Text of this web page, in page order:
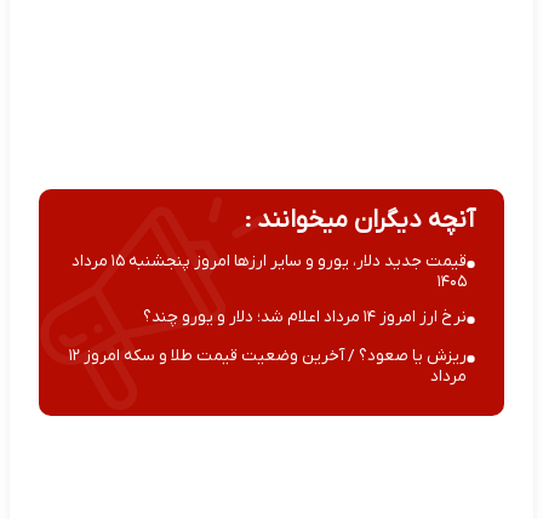
آنچه دیگران میخوانند :
قیمت جدید دلار، یورو و سایر ارزها امروز پنجشنبه ۱۵ مرداد
۱۴۰۵
نرخ ارز امروز ۱۴ مرداد اعلام شد؛ دلار و یورو چند؟
ریزش یا صعود؟ / آخرین وضعیت قیمت طلا و سکه امروز ۱۲
مرداد